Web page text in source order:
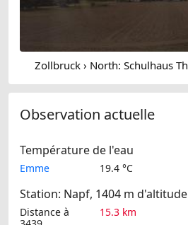
Zollbruck › North: Schulhaus
Observation actuelle
Température de l'eau
Emme 19.4 °C
Station: Napf, 1404 m d'altitude
Distance à
15.3 km